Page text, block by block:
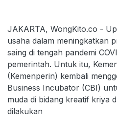
JAKARTA, WongKito.co -
usaha dalam meningkatkan
saing di tengah pandemi
pemerintah. Untuk itu,
(Kemenperin) kembali
Business Incubator (CBI)
muda di bidang kreatif kriya
dilakukan